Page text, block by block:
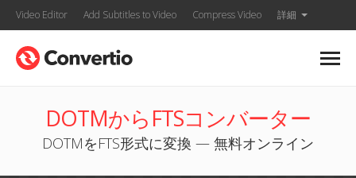
Video Editor Add Subtitles to Video Compress Video 詳細
DOTMからFTSコンバーター
DOTMをFTS形式に変換 — 無料オンライン